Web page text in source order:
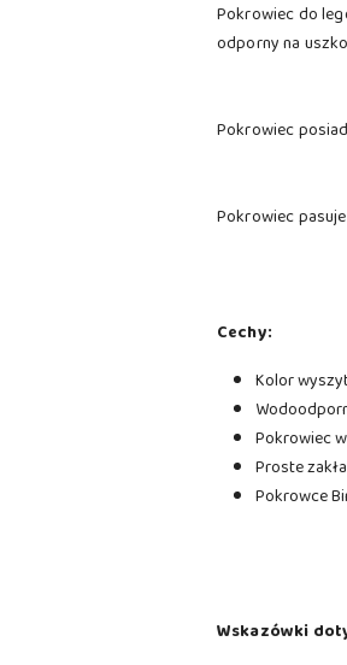
Pokrowiec do
odporny na
Pokrowiec
Pokrowiec
Cechy:
Kolor
Pokrowiec
Proste
Pokrowce
Wskazówki